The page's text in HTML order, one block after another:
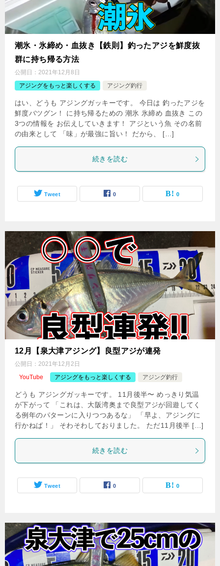
潮氷・氷締め・血抜き【鉄則】釣ったアジを鮮度抜
群に持ち帰る方法
公開日： 2021年12月8日
アジングをもっと楽しくする
アジング釣行
はい、どうも アジングガッキーです。 今日は 釣ったアジを
鮮度バツグン！ に持ち帰るための 潮氷 氷締め 血抜き この
3つの情報を お伝えしていきます！ アジという魚 その名前
の由来として 「味」が最強に旨い！ だから、 […]
続きを読む
Tweet 0 0
12月【泉大津アジング】良型アジが連発
公開日： 2021年12月2日
YouTube
アジングをもっと楽しくする アジング釣行
どうも アジングガッキーです。 11月後半〜 めっきり気温
が下がって 「これは、大阪湾奥まで良型アジが回遊してく
る例年のパターンに入りつつあるな」 「早よ、アジングに
行かねば！」 そわそわしておりました。 ただ11月後半 […]
続きを読む
Tweet 0 0